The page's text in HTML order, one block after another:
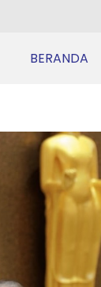
BERANDA